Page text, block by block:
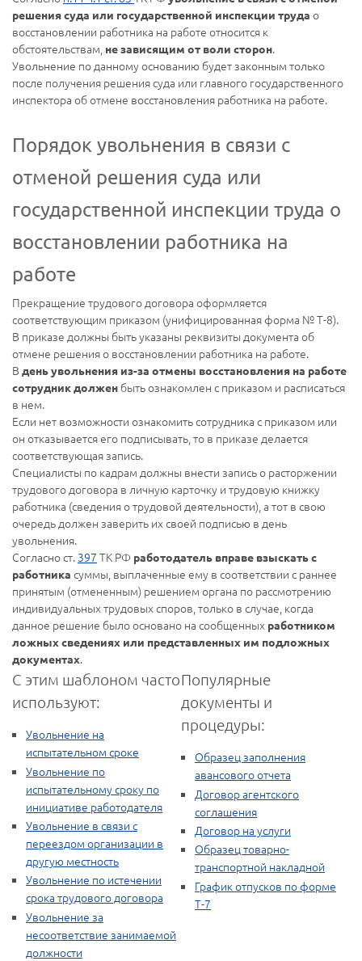
решения суда или государственной инспекции труда о
восстановлении работника на работе относится к
обстоятельствам, не зависящим от воли сторон.
Увольнение по данному основанию будет законным только
после получения решения суда или главного государственного
инспектора об отмене восстановления работника на работе.
Порядок увольнения в связи с
отменой решения суда или
государственной инспекции труда о
восстановлении работника на
работе
Прекращение трудового договора оформляется
соответствующим приказом (унифицированная форма № Т-8).
В приказе должны быть указаны реквизиты документа об
отмене решения о восстановлении работника на работе.
В день увольнения из-за отмены восстановления на работе
сотрудник должен быть ознакомлен с приказом и расписаться
в нем.
Если нет возможности ознакомить сотрудника с приказом или
он отказывается его подписывать, то в приказе делается
соответствующая запись.
Специалисты по кадрам должны внести запись о расторжении
трудового договора в личную карточку и трудовую книжку
работника (сведения о трудовой деятельности), а тот в свою
очередь должен заверить их своей подписью в день
увольнения.
Согласно ст. 397 ТК РФ работодатель вправе взыскать с
работника суммы, выплаченные ему в соответствии с раннее
принятым (отмененным) решением органа по рассмотрению
индивидуальных трудовых споров, только в случае, когда
данное решение было основано на сообщенных работником
ложных сведениях или представленных им подложных
документах.
С этим шаблоном часто
используют:
Увольнение на
испытательном сроке
Увольнение по
испытательному сроку по
инициативе работодателя
Увольнение в связи с
переездом организации в
другую местность
Увольнение по истечении
срока трудового договора
Увольнение за
несоответствие занимаемой
должности
Популярные
документы и
процедуры:
Образец заполнения
авансового отчета
Договор агентского
соглашения
Договор на услуги
Образец товарно-
транспортной накладной
График отпусков по форме
Т-7